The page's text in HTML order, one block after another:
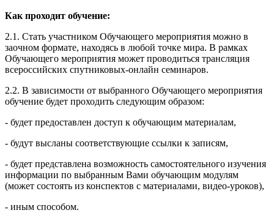
Как проходит обучение:
2.1. Стать участником Обучающего мероприятия можно в
заочном формате, находясь в любой точке мира. В рамках
Обучающего мероприятия может проводиться трансляция
всероссийских спутниковых-онлайн семинаров.
2.2. В зависимости от выбранного Обучающего мероприятия
обучение будет проходить следующим образом:
- будет предоставлен доступ к обучающим материалам,
- будут высланы соответствующие ссылки к записям,
- будет представлена возможность самостоятельного изучения
информации по выбранным Вами обучающим модулям
(может состоять из конспектов с материалами, видео-уроков),
- иным способом.